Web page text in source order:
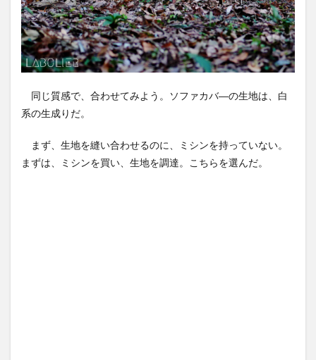
同じ質感で、合わせてみよう。ソファカバ―の生地は、白
系の生成りだ。
まず、生地を縫い合わせるのに、ミシンを持っていない。
まずは、ミシンを買い、生地を調達。こちらを選んだ。